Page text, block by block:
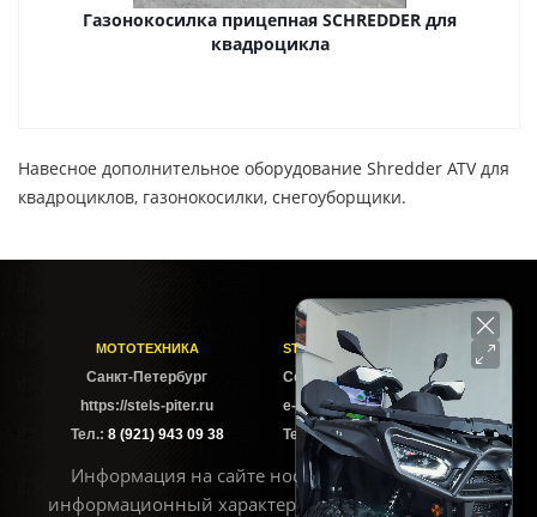
Газонокосилка прицепная SCHREDDER для
квадроцикла
Навесное дополнительное оборудование Shredder ATV для
квадроциклов, газонокосилки, снегоуборщики.
МОТОТЕХНИКА
Cанкт-Петербург
https://stels-piter.ru
Тел.: 8 (921) 943 09 38
STELS-PITER СОФИЙСКАЯ
Софийская ул. 6Б
e-mail: sales@stels-piter.ru
Тел.:8 (921) 943 09 38
Информация на сайте носит исключительно
информационный характер и не может считаться